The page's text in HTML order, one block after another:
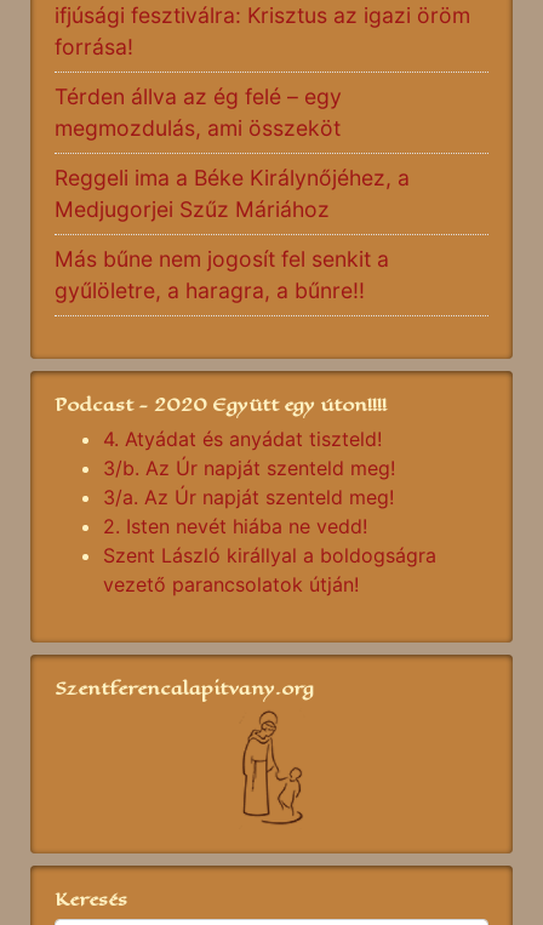
ifjúsági fesztiválra: Krisztus az igazi öröm
forrása!
Térden állva az ég felé – egy
megmozdulás, ami összeköt
Reggeli ima a Béke Királynőjéhez, a
Medjugorjei Szűz Máriához
Más bűne nem jogosít fel senkit a
gyűlöletre, a haragra, a bűnre!!
Podcast - 2020 Együtt egy úton!!!!
4. Atyádat és anyádat tiszteld!
3/b. Az Úr napját szenteld meg!
3/a. Az Úr napját szenteld meg!
2. Isten nevét hiába ne vedd!
Szent László királlyal a boldogságra
vezető parancsolatok útján!
Szentferencalapitvany.org
Keresés